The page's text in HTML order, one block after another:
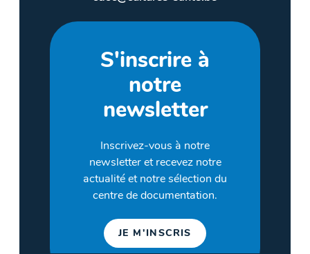
S'inscrire à
notre
newsletter
Inscrivez-vous à notre
newsletter et recevez notre
actualité et notre sélection du
centre de documentation.
JE M'INSCRIS